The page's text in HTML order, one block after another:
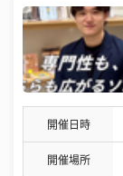
開催日時
開催場所